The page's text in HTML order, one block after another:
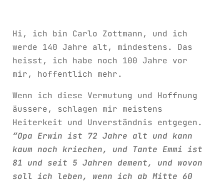
Hi, ich bin Carlo Zottmann, und ich
werde 140 Jahre alt, mindestens. Das
heisst, ich habe noch 100 Jahre vor
mir, hoffentlich mehr.
Wenn ich diese Vermutung und Hoffnung
äussere, schlagen mir meistens
Heiterkeit und Unverständnis entgegen.
“Opa Erwin ist 72 Jahre alt und kann
kaum noch kriechen, und Tante Emmi ist
81 und seit 5 Jahren dement, und wovon
soll ich leben, wenn ich ab Mitte 60